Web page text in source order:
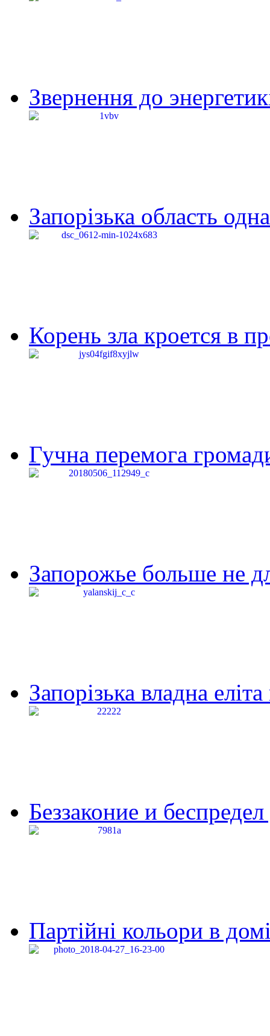
Звернення до
Запорізька область
Корень зла кроется в
Гучна перемога
Запорожье больше не
Запорізька владна
Беззаконие и
Партійні кольори в